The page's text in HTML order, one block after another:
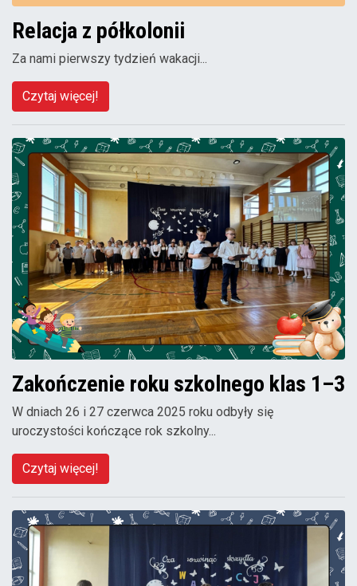
Relacja z półkolonii
Za nami pierwszy tydzień wakacji...
Czytaj więcej!
Zakończenie roku szkolnego klas 1–3
W dniach 26 i 27 czerwca 2025 roku odbyły się
uroczystości kończące rok szkolny...
Czytaj więcej!